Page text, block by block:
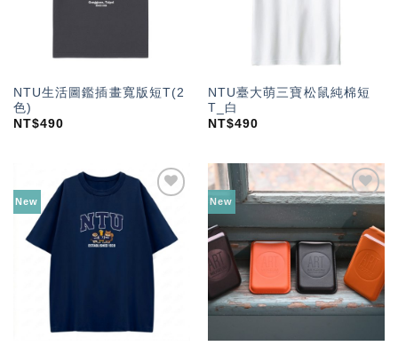
NTU生活圖鑑插畫寬版短T(2
色)
NT$490
NTU臺大萌三寶松鼠純棉短
T_白
NT$490
New
加入
「願
望輕
單」
New
望輕
單」